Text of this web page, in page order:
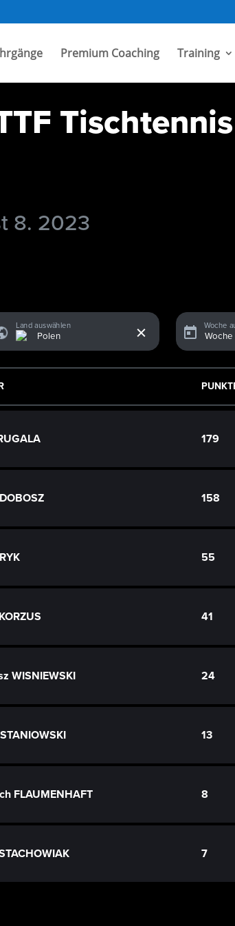
Premium Coaching Training
8. 2023
Land auswählen Woche
179
158
55
41
WISNIEWSKI 24
13
FLAUMENHAFT 8
7